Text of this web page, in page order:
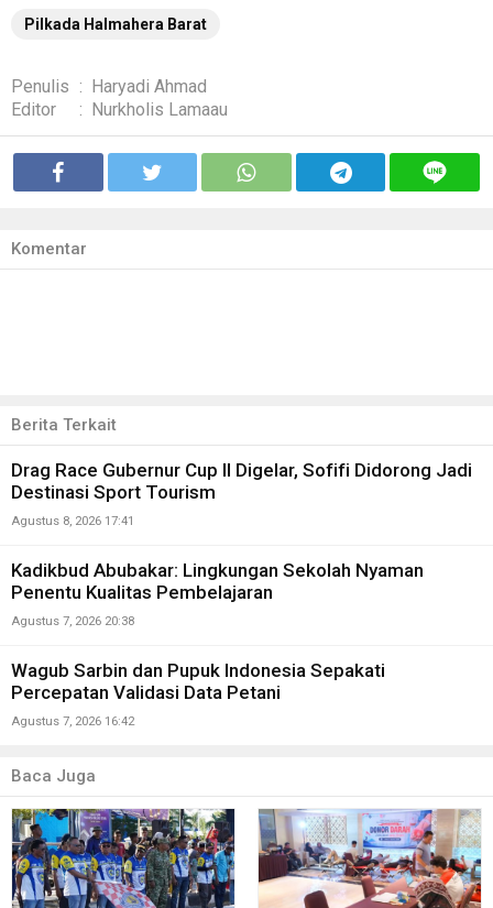
Pilkada Halmahera Barat
Penulis : Haryadi Ahmad
Editor
: Nurkholis Lamaau
Komentar
Berita Terkait
Drag Race Gubernur Cup II Digelar, Sofifi Didorong Jadi
Destinasi Sport Tourism
Agustus 8, 2026 17:41
Kadikbud Abubakar: Lingkungan Sekolah Nyaman
Penentu Kualitas Pembelajaran
Agustus 7, 2026 20:38
Wagub Sarbin dan Pupuk Indonesia Sepakati
Percepatan Validasi Data Petani
Agustus 7, 2026 16:42
Baca Juga